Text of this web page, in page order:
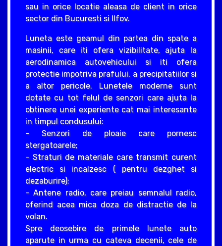
sau in orice locatie aleasa de client in orice
sector din Bucuresti si Ilfov.
Luneta este geamul din partea din spate a
masinii, care iti ofera vizibilitate, ajuta la
aerodinamica autovehicului si iti ofera
protectie impotriva prafului, a precipitatiilor si
a altor pericole. Lunetele moderne sunt
dotate cu tot felul de senzori care ajuta la
obtinere unei experiente cat mai interesante
in timpul condusului:
- Senzori de ploaie care pornesc
stergatoarele;
- Straturi de materiale care transmit curent
electric si incalzesc ( pentru dezghet si
dezaburire);
- Antene radio, care preiau semnalul radio,
oferind acea mica doza de distractie de la
volan.
Spre deosebire de primele lunete auto
aparute in urma cu cateva decenii, cele de